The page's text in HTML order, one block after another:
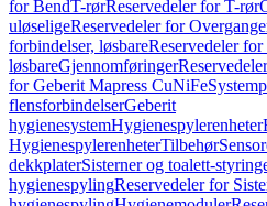
for BendT-rørReservedeler for T-rør
uløseligeReservedeler for
forbindelser, løsbareReservedeler
løsbareGjennomføringer
for Geberit Mapress CuNiFe
flensforbindelserGeberit
hygienesystemHygienespylerenheter
HygienespylerenheterTilbehør
dekkplaterSisterner og toalett-
hygienespylingReservedeler for